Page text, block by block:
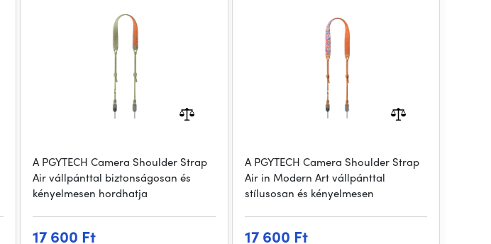
A PGYTECH Camera Shoulder Strap
Air vállpánttal biztonságosan és
kényelmesen hordhatja
17 600 Ft
A PGYTECH Camera Shoulder Strap
Air in Modern Art vállpánttal
stílusosan és kényelmesen
17 600 Ft